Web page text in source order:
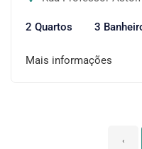
2 Quartos 3
Mais informações
‹